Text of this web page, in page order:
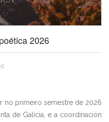
2026
no primeiro semestre de 2026
de Galicia, e a coordinación